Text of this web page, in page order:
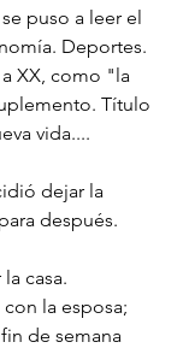
puso a leer el
Deportes.
XX, como "la
Título
vida....
dejar la
después.
casa.
la esposa;
de semana